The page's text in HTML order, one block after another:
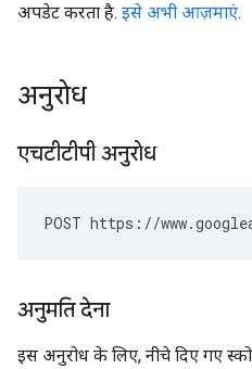
अपडेट करता है. इसे अभी आज़माएं.
अनुरोध
एचटीटीपी अनुरोध
POST https://
अनुमति देना
इस अनुरोध के लिए, नीचे दिए गए